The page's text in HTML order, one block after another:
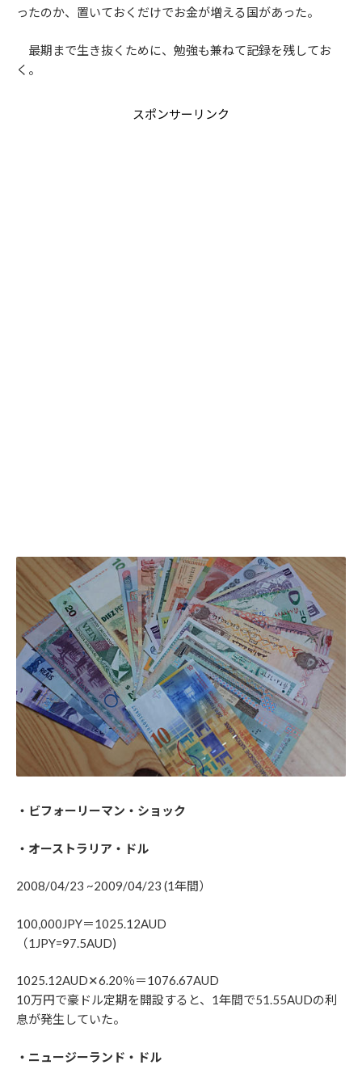
ったのか、置いておくだけでお金が増える国があった。
最期まで生き抜くために、勉強も兼ねて記録を残してお
く。
スポンサーリンク
・ビフォーリーマン・ショック
・オーストラリア・ドル
2008/04/23 ~2009/04/23 (1年間）
100,000JPY＝1025.12AUD
（1JPY=97.5AUD)
1025.12AUD✕6.20％＝1076.67AUD
10万円で豪ドル定期を開設すると、1年間で51.55AUDの利
息が発生していた。
・ニュージーランド・ドル